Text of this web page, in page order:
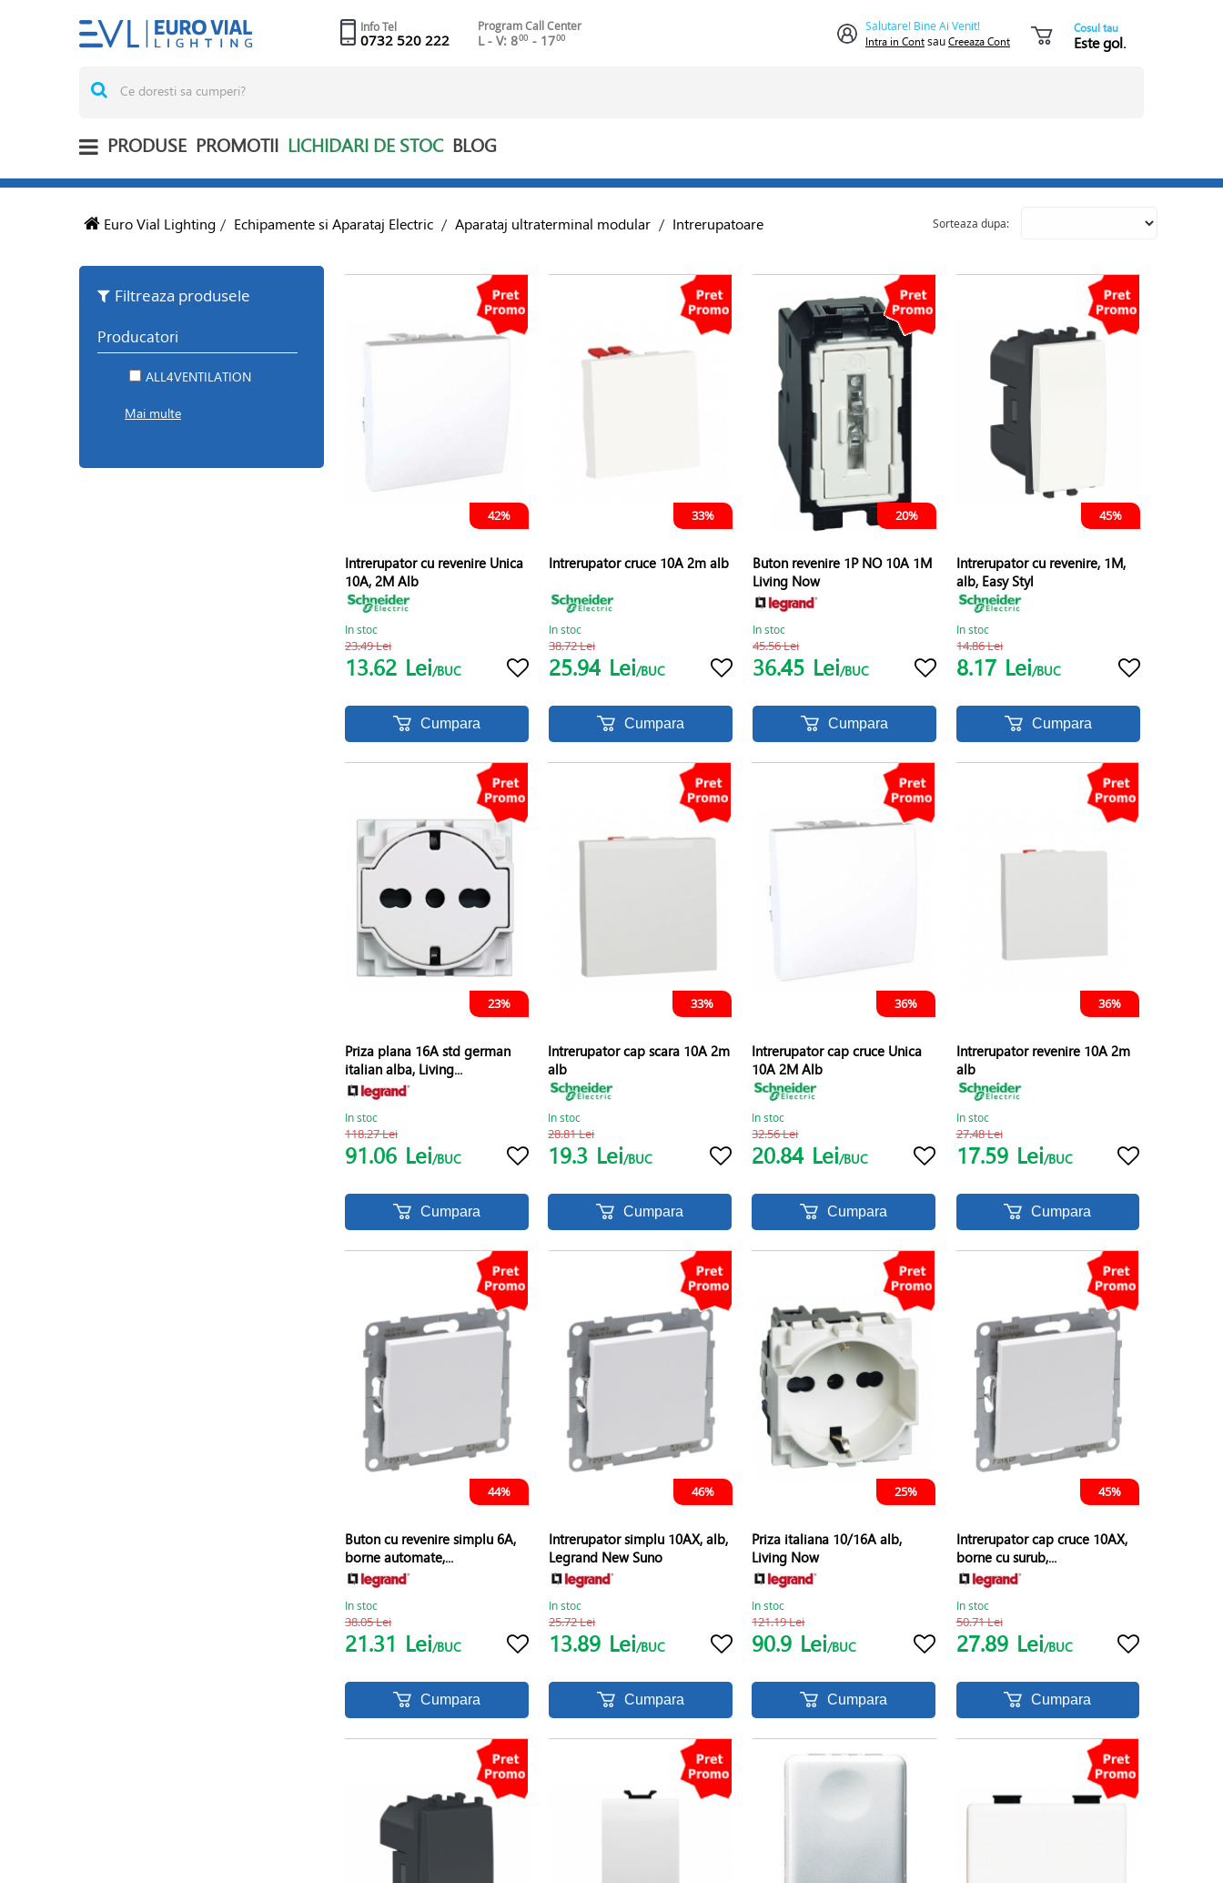
Info Tel
0732 520 222
Program Call Center
L - V: 800 - 1700
Salutare! Bine Ai Venit!
Intra in ContsauCreeaza Cont
Cosul tau
Este gol.
PRODUSE PROMOTII LICHIDARI DE STOC BLOG
Euro Vial Lighting / Echipamente si Aparataj Electric / Aparataj ultraterminal modular / Intrerupatoare Sorteaza dupa:
Filtreaza produsele
Producatori
ALL4VENTILATION
Mai multe
42%
Intrerupator cu revenire Unica
10A, 2M Alb
In stoc
23.49 Lei
13.62 Lei/BUC
Cumpara
33%
Intrerupator cruce 10A 2m alb
In stoc
38.72 Lei
25.94 Lei/BUC
Cumpara
20%
Buton revenire 1P NO 10A 1M
Living Now
In stoc
45.56 Lei
36.45 Lei/BUC
Cumpara
45%
Intrerupator cu revenire, 1M,
alb, Easy Styl
In stoc
14.86 Lei
8.17 Lei/BUC
Cumpara
23%
Priza plana 16A std german
italian alba, Living...
In stoc
118.27 Lei
91.06 Lei/BUC
Cumpara
33%
Intrerupator cap scara 10A 2m
alb
In stoc
28.81 Lei
19.3 Lei/BUC
Cumpara
36%
Intrerupator cap cruce Unica
10A 2M Alb
In stoc
32.56 Lei
20.84 Lei/BUC
Cumpara
36%
Intrerupator revenire 10A 2m
alb
In stoc
27.48 Lei
17.59 Lei/BUC
Cumpara
44%
Buton cu revenire simplu 6A,
borne automate,...
In stoc
38.05 Lei
21.31 Lei/BUC
Cumpara
46%
Intrerupator simplu 10AX, alb,
Legrand New Suno
In stoc
25.72 Lei
13.89 Lei/BUC
Cumpara
25%
Priza italiana 10/16A alb,
Living Now
In stoc
121.19 Lei
90.9 Lei/BUC
Cumpara
45%
Intrerupator cap cruce 10AX,
borne cu surub,...
In stoc
50.71 Lei
27.89 Lei/BUC
Cumpara